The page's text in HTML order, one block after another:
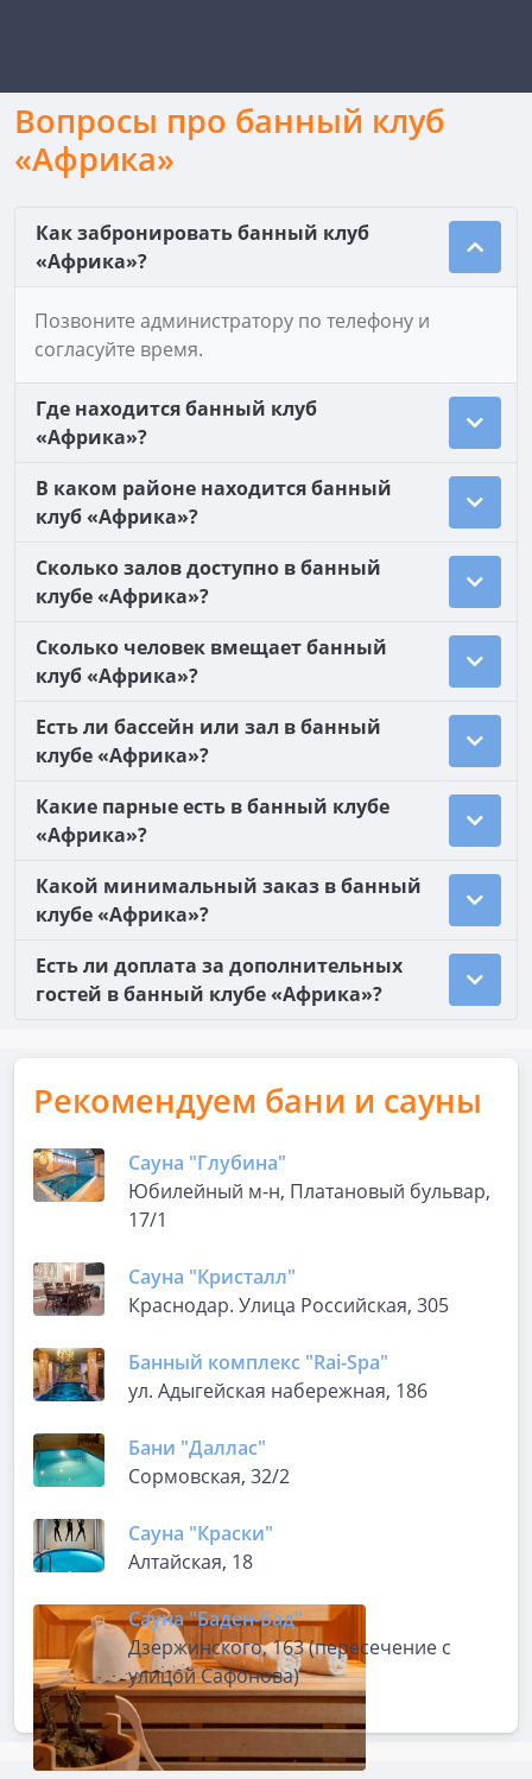
Вопросы про банный клуб
«Африка»
Как забронировать банный клуб
«Африка»?
Позвоните администратору по телефону и
согласуйте время.
Где находится банный клуб
«Африка»?
В каком районе находится банный
клуб «Африка»?
Сколько залов доступно в банный
клубе «Африка»?
Сколько человек вмещает банный
клуб «Африка»?
Есть ли бассейн или зал в банный
клубе «Африка»?
Какие парные есть в банный клубе
«Африка»?
Какой минимальный заказ в банный
клубе «Африка»?
Есть ли доплата за дополнительных
гостей в банный клубе «Африка»?
Рекомендуем бани и сауны
Сауна "Глубина"
​Юбилейный м-н, Платановый бульвар,
17/1
Сауна "Кристалл"
Краснодар. Улица Российская, 305
Банный комплекс "Rai-Spa"
ул. Адыгейская набережная, 186
Бани "Даллас"
Сормовская, 32/2
Сауна "Краски"
Алтайская, 18
Сауна "Баден-Бад"
Дзержинского, 163 (пересечение с
улицой Сафонова)